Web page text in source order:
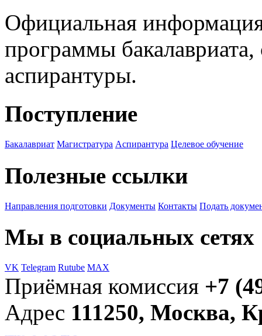
Официальная
программы
аспирантуры.
Поступление
Бакалавриат Магистратура Аспирантура Целевое обучение
Полезные ссылки
Направления подготовки Документы Контакты Подать
Мы в социальных сетях
VK Telegram Rutube MAX
Приёмная комиссия +7
Адрес 111250, Москва,